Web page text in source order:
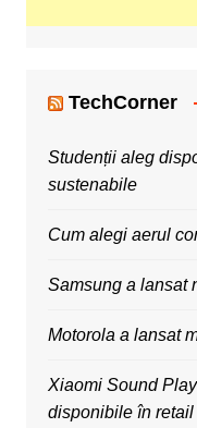
TechCorner
Studenții aleg
sustenabile
Cum alegi aerul
Samsung a lansat
Motorola a lansat
Xiaomi Sound
disponibile în retail